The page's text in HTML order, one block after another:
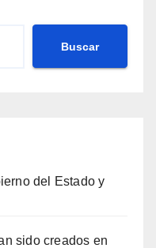
Buscar
del Estado y
sido creados en